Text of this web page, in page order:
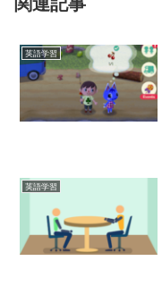
英語学習
英語学習